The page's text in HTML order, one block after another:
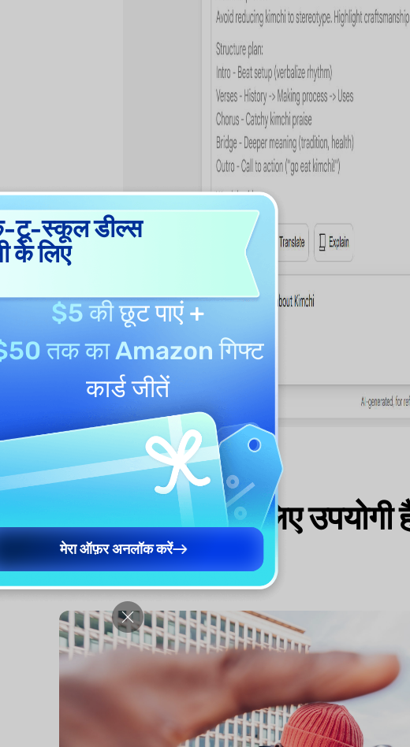
जनरेटर किसके लिए उपयोगी
टू-स्कूल डील्स
के लिए
$5 की छूटपाएं +
तक का Amazon गिफ्ट
कार्डजीतें
मेरा ऑफ़र अनलॉक करें